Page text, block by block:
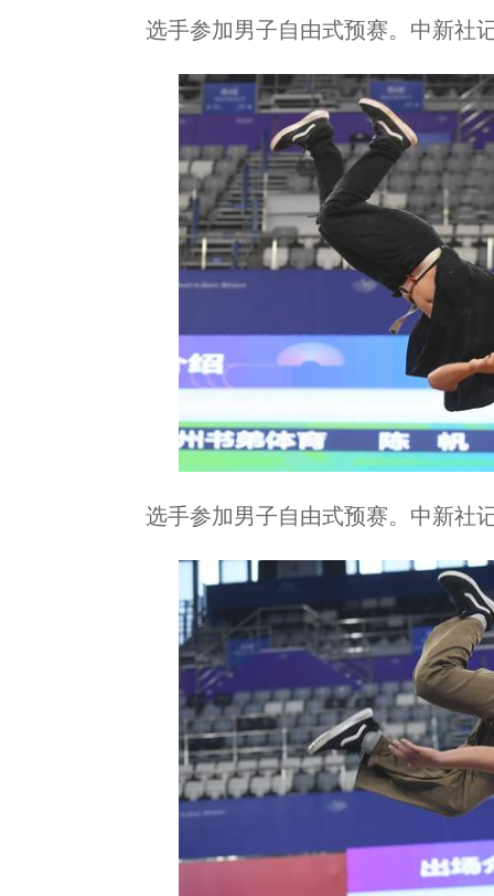
选手参加男子自由式预赛。中新社
选手参加男子自由式预赛。中新社